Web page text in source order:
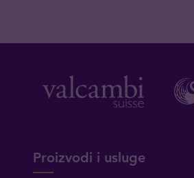
Proizvodi i usluge